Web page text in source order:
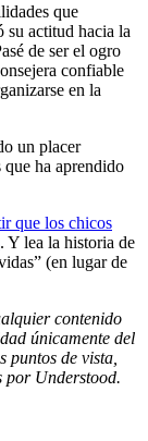
que
su actitud hacia la
de ser el ogro
confiable
en la
un placer
que ha aprendido
que los chicos
. Y lea la historia de
(en lugar de
contenido
únicamente del
puntos de vista,
por Understood.